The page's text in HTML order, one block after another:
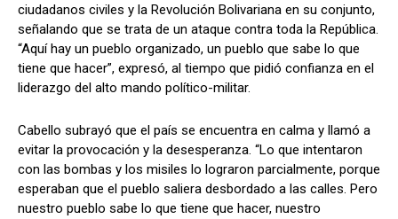
ciudadanos civiles y la Revolución Bolivariana en su conjunto,
señalando que se trata de un ataque contra toda la República.
“Aquí hay un pueblo organizado, un pueblo que sabe lo que
tiene que hacer”, expresó, al tiempo que pidió confianza en el
liderazgo del alto mando político-militar.
Cabello subrayó que el país se encuentra en calma y llamó a
evitar la provocación y la desesperanza. “Lo que intentaron
con las bombas y los misiles lo lograron parcialmente, porque
esperaban que el pueblo saliera desbordado a las calles. Pero
nuestro pueblo sabe lo que tiene que hacer, nuestro